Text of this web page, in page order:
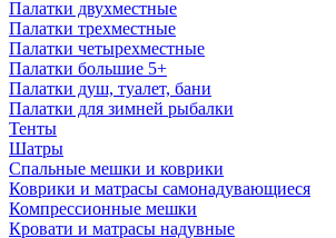
Палатки двухместные
Палатки трехместные
Палатки четырехместные
Палатки большие 5+
Палатки душ, туалет, бани
Палатки для зимней рыбалки
Тенты
Шатры
Спальные мешки и коврики
Коврики и матрасы самонадувающиеся
Компрессионные мешки
Кровати и матрасы надувные